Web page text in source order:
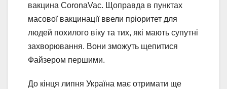
вакцина CoronaVac. Щоправда в пунктах
масової вакцинації ввели пріоритет для
людей похилого віку та тих, які мають супутні
захворювання. Вони зможуть щепитися
Файзером першими.
До кінця липня Україна має отримати ще